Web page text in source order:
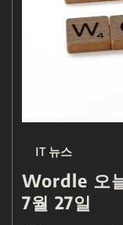
IT 뉴스
Wordle 오
7월 27일